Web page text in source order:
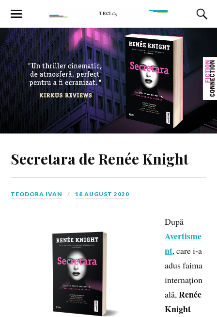
Secretara de Renée Knight
TEODORA IVAN 18 AUGUST 2020
După
Avertisme
nt, care i-a
adus faima
internațion
ală,Renée
Knight